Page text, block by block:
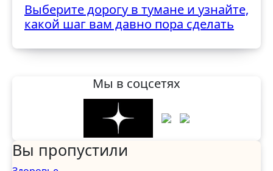
Выберите дорогу в тумане и узнайте,
какой шаг вам давно пора сделать
Мы в соцсетях
Вы пропустили